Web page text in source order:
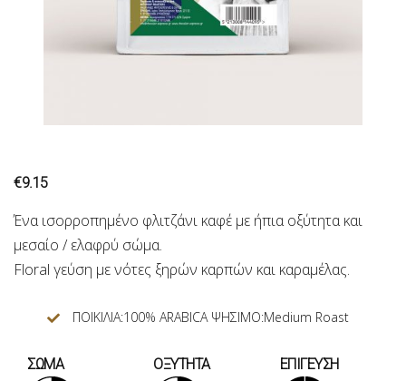
€9.15
Ένα ισορροπημένο φλιτζάνι καφέ με ήπια οξύτητα και
μεσαίο / ελαφρύ σώμα.
Floral γεύση με νότες ξηρών καρπών και καραμέλας.
ΠΟΙΚΙΛΙΑ:100% ARABICA ΨΗΣΙΜΟ:Medium Roast
ΣΩΜΑ ΟΞΥΤΗΤΑ ΕΠΙΓΕΥΣΗ